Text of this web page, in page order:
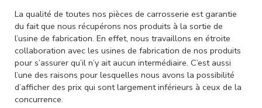
La qualité de toutes nos pièces de carrosserie est garantie
du fait que nous récupérons nos produits à la sortie de
l’usine de fabrication. En effet, nous travaillons en étroite
collaboration avec les usines de fabrication de nos produits
pour s’assurer qu’il n’y ait aucun intermédiaire. C’est aussi
l’une des raisons pour lesquelles nous avons la possibilité
d’afficher des prix qui sont largement inférieurs à ceux de la
concurrence.